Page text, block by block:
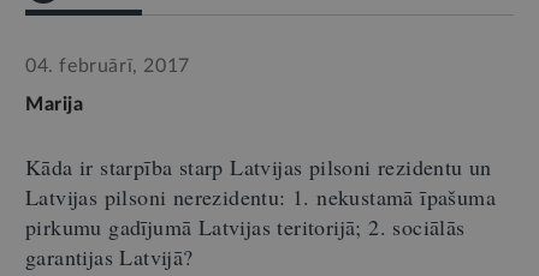
04. februārī, 2017
Marija
Kāda ir starpība starp Latvijas pilsoni rezidentu un
Latvijas pilsoni nerezidentu: 1. nekustamā īpašuma
pirkumu gadījumā Latvijas teritorijā; 2. sociālās
garantijas Latvijā?